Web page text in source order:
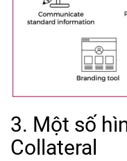
3. Một số
Collateral